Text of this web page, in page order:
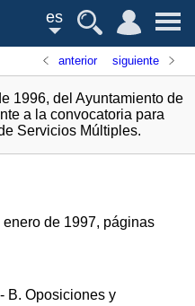
es
anterior siguiente
1996, del Ayuntamiento de
a la convocatoria para
Servicios Múltiples.
enero de 1997, páginas
- B. Oposiciones y